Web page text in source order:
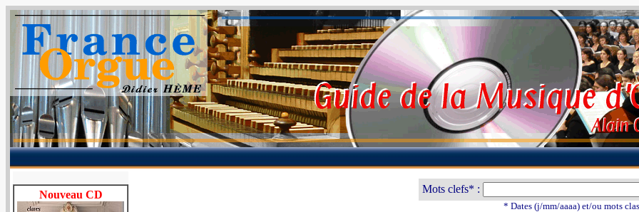
Nouveau CD Mots clefs* :
* Dates (j/mm/aaaa) et/ou mots